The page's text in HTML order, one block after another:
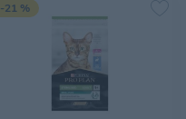
-21 %